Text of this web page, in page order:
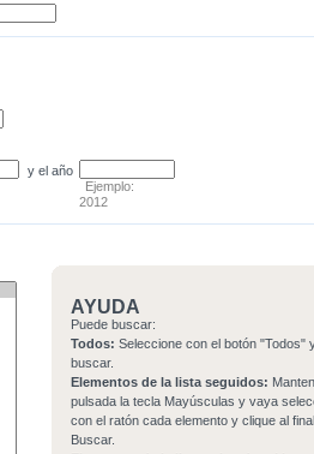
y el año
Ejemplo:
2012
AYUDA
Puede buscar:
Todos: Seleccione con el botón "Todos"
buscar.
Elementos de la lista seguidos:
pulsada la tecla Mayúsculas y vaya
con el ratón cada elemento y clique al
Buscar.